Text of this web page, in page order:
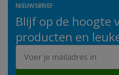
NIEUWSBRIEF
Blijf op de hoogte
producten en